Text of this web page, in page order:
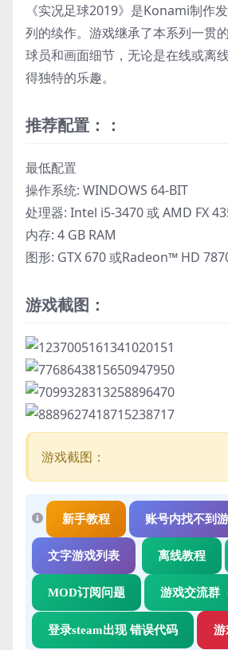
《实况足球2019》是Konami制作
列的续作。游戏继承了本系列一贯
球员和画面细节，无论是在线或离
得独特的乐趣。
推荐配置：：
最低配置
操作系统: WINDOWS 64-BIT
处理器: Intel i5-3470 或 AMD FX
内存: 4 GB RAM
图形: GTX 670 或Radeon™ HD
游戏截图：
游戏截图：
新手教程 账号内找不到
文字游戏列表 离线教程
MOD订阅问题 游戏交流群
登录steam出现 错误代码 游